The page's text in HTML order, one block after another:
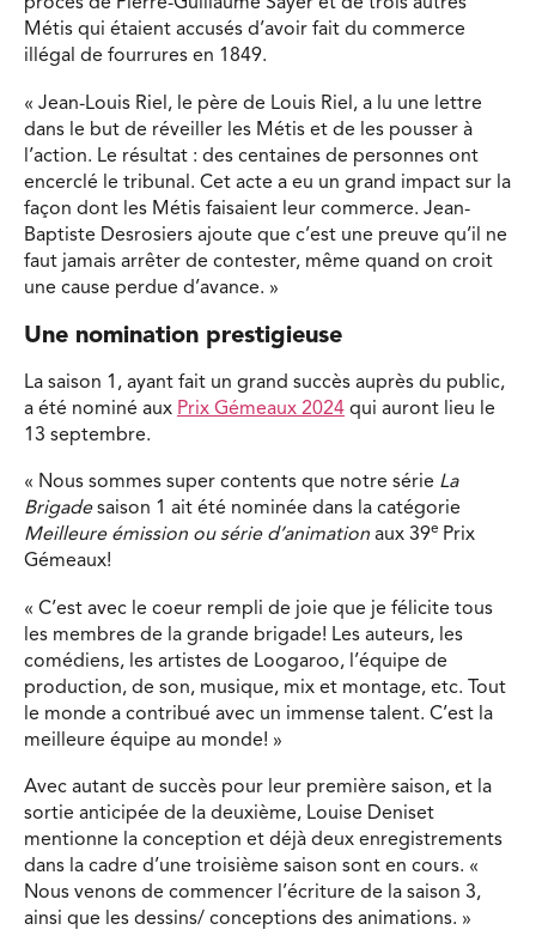
procès de Pierre-Guillaume Sayer et de trois autres
Métis qui étaient accusés d’avoir fait du commerce
illégal de fourrures en 1849.
« Jean-Louis Riel, le père de Louis Riel, a lu une lettre
dans le but de réveiller les Métis et de les pousser à
l’action. Le résultat : des centaines de personnes ont
encerclé le tribunal. Cet acte a eu un grand impact sur la
façon dont les Métis faisaient leur commerce. Jean-
Baptiste Desrosiers ajoute que c’est une preuve qu’il ne
faut jamais arrêter de contester, même quand on croit
une cause perdue d’avance. »
Une nomination prestigieuse
La saison 1, ayant fait un grand succès auprès du public,
a été nominé aux Prix Gémeaux 2024 qui auront lieu le
13 septembre.
« Nous sommes super contents que notre série La
Brigadesaison 1 ait été nominée dans la catégorie
Meilleure émission ou série d’animation aux 39e Prix
Gémeaux!
« C’est avec le coeur rempli de joie que je félicite tous
les membres de la grande brigade! Les auteurs, les
comédiens, les artistes de Loogaroo, l’équipe de
production, de son, musique, mix et montage, etc. Tout
le monde a contribué avec un immense talent. C’est la
meilleure équipe au monde! »
Avec autant de succès pour leur première saison, et la
sortie anticipée de la deuxième, Louise Deniset
mentionne la conception et déjà deux enregistrements
dans la cadre d’une troisième saison sont en cours. «
Nous venons de commencer l’écriture de la saison 3,
ainsi que les dessins/ conceptions des animations. »